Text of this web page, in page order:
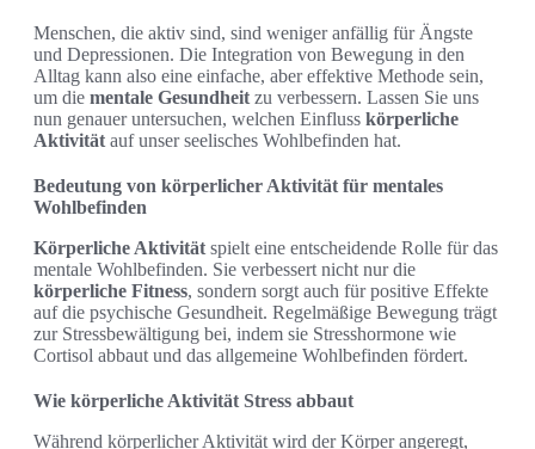
Menschen, die aktiv sind, sind weniger anfällig für Ängste
und Depressionen. Die Integration von Bewegung in den
Alltag kann also eine einfache, aber effektive Methode sein,
um die mentale Gesundheit zu verbessern. Lassen Sie uns
nun genauer untersuchen, welchen Einfluss körperliche
Aktivität auf unser seelisches Wohlbefinden hat.
Bedeutung von körperlicher Aktivität für mentales
Wohlbefinden
Körperliche Aktivität spielt eine entscheidende Rolle für das
mentale Wohlbefinden. Sie verbessert nicht nur die
körperliche Fitness, sondern sorgt auch für positive Effekte
auf die psychische Gesundheit. Regelmäßige Bewegung trägt
zur Stressbewältigung bei, indem sie Stresshormone wie
Cortisol abbaut und das allgemeine Wohlbefinden fördert.
Wie körperliche Aktivität Stress abbaut
Während körperlicher Aktivität wird der Körper angeregt,